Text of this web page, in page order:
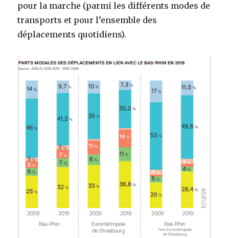
pour la marche (parmi les différents modes de
transports et pour l’ensemble des
déplacements quotidiens).